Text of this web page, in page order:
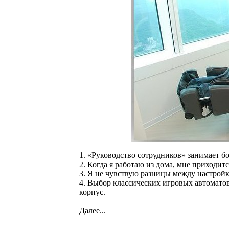
1. «Руководство сотрудников» занимает
2. Когда я работаю из дома, мне
3. Я не чувствую разницы между
4. Выбор классических игровых
корпус.
Далее...